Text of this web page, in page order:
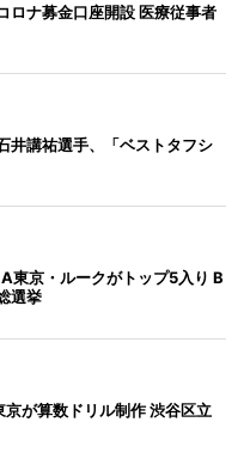
ロナ募金口座開設 医療従事者
井講祐選手、「ベストタフシ
東京・ルークがトップ5入り B
選挙
が算数ドリル制作 渋谷区立